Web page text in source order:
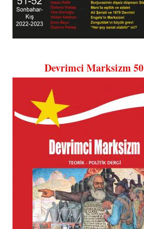
Devrimci Marksizm 50